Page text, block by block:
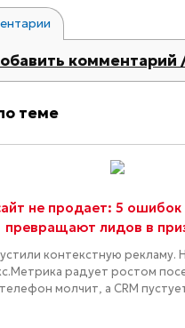
комментарий
теме
не продает: 5
превращают лидов в
контекстную рекламу.
радует ростом
телефон молчит, а CRM